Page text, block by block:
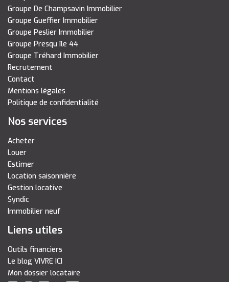
Groupe De Champsavin Immobilier
Groupe Gueffier Immobilier
Groupe Peslier Immobilier
Groupe Presqu île 44
Groupe Tréhard Immobilier
Recrutement
Contact
Mentions légales
Politique de confidentialité
Nos services
Acheter
Louer
Estimer
Location saisonnière
Gestion locative
Syndic
Immobilier neuf
Liens utiles
Outils financiers
Le blog VIVRE ICI
Mon dossier locataire